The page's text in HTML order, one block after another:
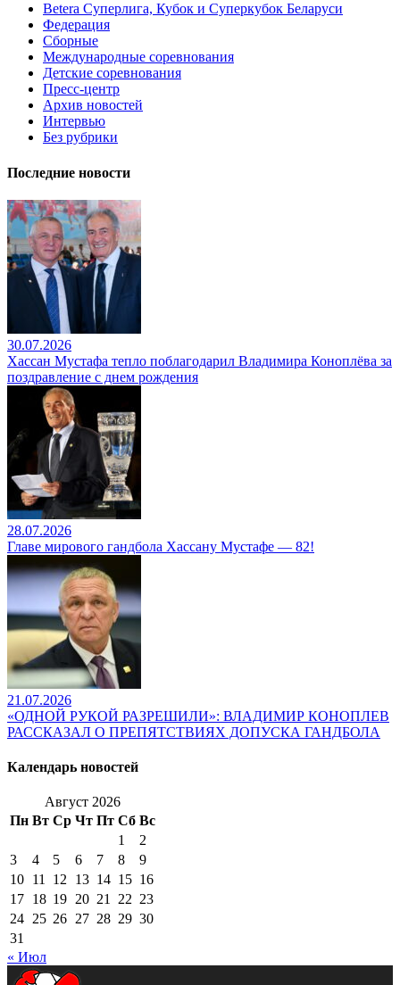
Betera Суперлига, Кубок и Суперкубок Беларуси
Федерация
Сборные
Международные соревнования
Детские соревнования
Пресс-центр
Архив новостей
Интервью
Без рубрики
Последние новости
30.07.2026
Хассан Мустафа тепло поблагодарил Владимира Коноплёва за
поздравление с днем рождения
28.07.2026
Главе мирового гандбола Хассану Мустафе — 82!
21.07.2026
«ОДНОЙ РУКОЙ РАЗРЕШИЛИ»: ВЛАДИМИР КОНОПЛЕВ
РАССКАЗАЛ О ПРЕПЯТСТВИЯХ ДОПУСКА ГАНДБОЛА
Календарь новостей
Август 2026
Пн Вт Ср Чт Пт Сб Вс
1
2
3
4 5 6 7 8
9
10 11 12 13 14 15 16
17 18 19 20 21 22 23
24 25 26 27 28 29 30
31
« Июл